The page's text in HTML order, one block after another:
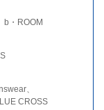
b・ROOM
、
CROSS